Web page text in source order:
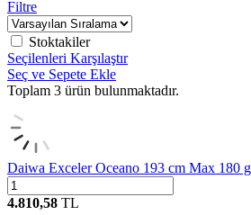
Filtre
Stoktakiler
Seçilenleri Karşılaştır
Seç ve Sepete Ekle
Toplam 3 ürün bulunmaktadır.
Daiwa Exceler Oceano 193 cm Max 180
4.810,58 TL